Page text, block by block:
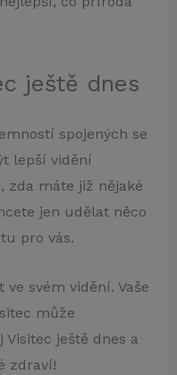
ještě dnes
spojených se
lepší vidění
zda máte již nějaké
jen udělat něco
pro vás.
svém vidění. Vaše
může
Visitec ještě dnes a
zdraví!